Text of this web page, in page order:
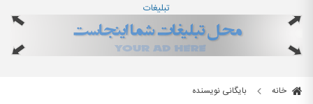
تبلیغات
خانه بایگانی نویسنده